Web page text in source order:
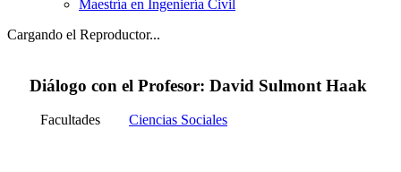
Maestría en Ingeniería Civil
Cargando el Reproductor...
Diálogo con el Profesor: David Sulmont Haak
Facultades Ciencias Sociales